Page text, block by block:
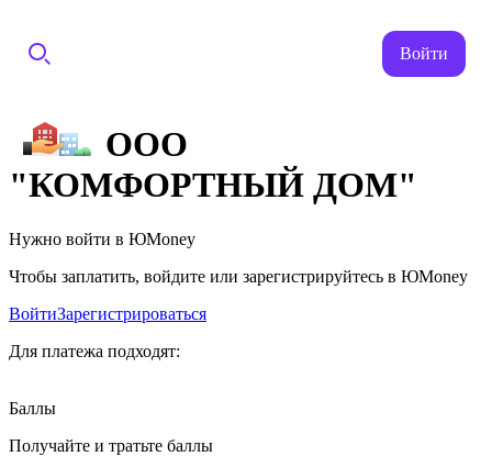
Войти
ООО
"КОМФОРТНЫЙ ДОМ"
Нужно войти в ЮMoney
Чтобы заплатить, войдите или зарегистрируйтесь в ЮMoney
ВойтиЗарегистрироваться
Для платежа подходят:
Баллы
Получайте и тратьте баллы